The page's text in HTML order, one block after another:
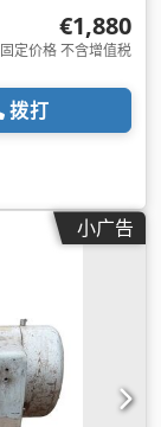
€1,880
固定价格 不含增值税
拨打
小广告